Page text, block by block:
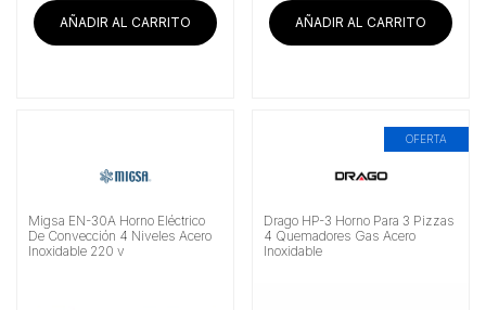
AÑADIR AL CARRITO AÑADIR AL CARRITO
Migsa EN-30A Horno Eléctrico
De Convección 4 Niveles Acero
Inoxidable 220 v
OFERTA
Drago HP-3 Horno Para 3 Pizzas
4 Quemadores Gas Acero
Inoxidable